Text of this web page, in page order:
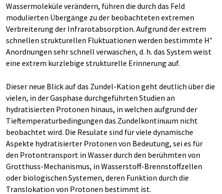
Wassermoleküle verändern, führen die durch das Feld
modulierten Übergänge zu der beobachteten extremen
Verbreiterung der Infrarotabsorption. Aufgrund der extrem
schnellen strukturellen Fluktuationen werden bestimmte H⁺
Anordnungen sehr schnell verwaschen, d. h. das System weist
eine extrem kurzlebige strukturelle Erinnerung auf.
Dieser neue Blick auf das Zundel-Kation geht deutlich über die
vielen, in der Gasphase durchgeführten Studien an
hydratisierten Protonen hinaus, in welchen aufgrund der
Tieftemperaturbedingungen das Zundelkontinuum nicht
beobachtet wird. Die Resulate sind für viele dynamische
Aspekte hydratisierter Protonen von Bedeutung, sei es für
den Protontransport in Wasser durch den berühmten von
Grotthuss-Mechanismus, in Wasserstoff-Brennstoffzellen
oder biologischen Systemen, deren Funktion durch die
Translokation von Protonen bestimmt ist.